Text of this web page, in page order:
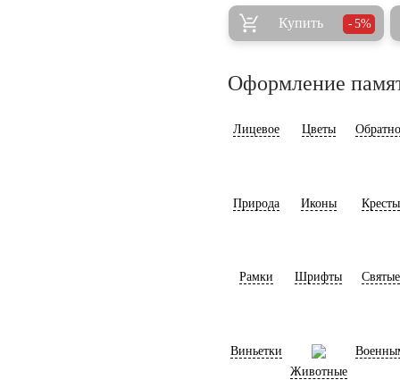
Купить 5%
Оформление
Лицевое Цветы
Природа Иконы Кресты
Рамки Шрифты Святые
Виньетки
Животные